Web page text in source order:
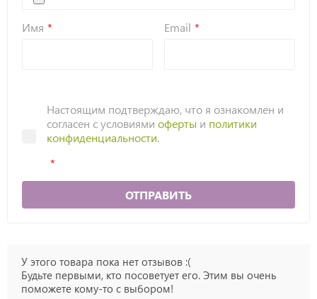
Имя Email
Настоящим подтверждаю, что я ознакомлен и
согласен с условиями оферты и политики
конфиденциальности.
ОТПРАВИТЬ
У этого товара пока нет отзывов :(
Будьте первыми, кто посоветует его. Этим вы очень
поможете кому-то с выбором!